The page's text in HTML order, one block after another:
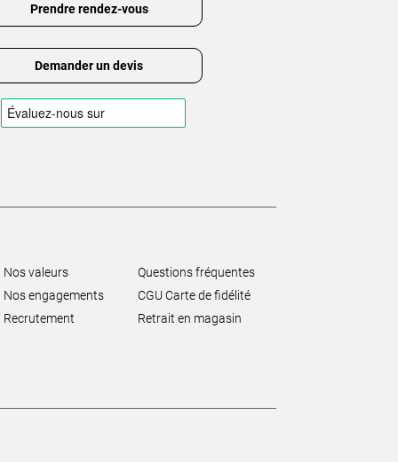
Prendre rendez-vous
Demander un devis
Nos valeurs
Nos engagements
Recrutement
Questions fréquentes
CGU Carte de fidélité
Retrait en magasin